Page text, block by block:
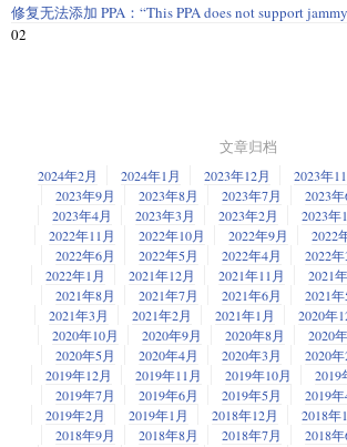
修复无法添加 PPA：“This PPA does not support
02
文章归档
2024年2月 2024年1月 2023年12月 2023年
2023年9月
2023年8月 2023年7月 2023年
2023年4月
2023年3月 2023年2月 2023年
2022年11月
2022年10月 2022年9月 2022
2022年6月
2022年5月 2022年4月 2022年
2022年1月
2021年12月 2021年11月 2021
2021年8月
2021年7月 2021年6月 2021年
2021年3月
2021年2月 2021年1月 2020年
2020年10月
2020年9月 2020年8月 2020
2020年5月
2020年4月 2020年3月 2020年
2019年12月
2019年11月 2019年10月 2019
2019年7月
2019年6月 2019年5月 2019年
2019年2月
2019年1月 2018年12月 2018年
2018年9月
2018年8月 2018年7月 2018年